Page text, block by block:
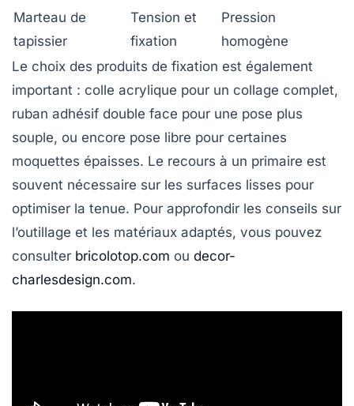
Marteau de
tapissier
Tension et
fixation
Pression
homogène
Le choix des produits de fixation est également
important : colle acrylique pour un collage complet,
ruban adhésif double face pour une pose plus
souple, ou encore pose libre pour certaines
moquettes épaisses. Le recours à un primaire est
souvent nécessaire sur les surfaces lisses pour
optimiser la tenue. Pour approfondir les conseils sur
l’outillage et les matériaux adaptés, vous pouvez
consulter bricolotop.com ou decor-
charlesdesign.com.